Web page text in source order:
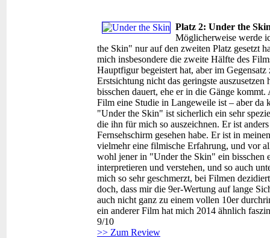
Platz 2: Under the
Möglicherweise werde
the Skin" nur auf den zweiten Platz gesetzt
mich insbesondere die zweite Hälfte des
Hauptfigur begeistert hat, aber im
Erstsichtung nicht das geringste
bisschen dauert, ehe er in die Gänge
Film eine Studie in Langeweile ist – aber da
"Under the Skin" ist sicherlich ein sehr
die ihn für mich so auszeichnen. Er ist
Fernsehschirm gesehen habe. Er ist in
vielmehr eine filmische Erfahrung, und vor
wohl jener in "Under the Skin" ein bisschen
interpretieren und verstehen, und so auch
mich so sehr geschmerzt, bei Filmen
doch, dass mir die 9er-Wertung auf lange
auch nicht ganz zu einem vollen 10er
ein anderer Film hat mich 2014 ähnlich
9/10
>> Zum Review